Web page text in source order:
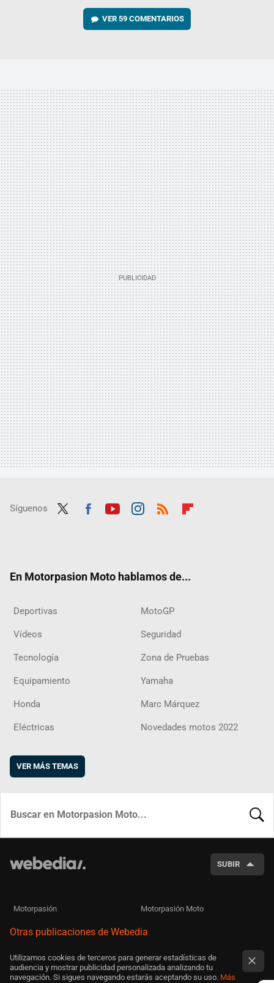
VER 59 COMENTARIOS
Síguenos
En Motorpasion Moto hablamos de...
Deportivas MotoGP
Vídeos Seguridad
Tecnología Zona de Pruebas
Equipamiento Yamaha
Honda Marc Márquez
Eléctricas Novedades motos 2022
VER MÁS TEMAS
SUBIR
Motorpasión Motorpasión Moto
Otras publicaciones de Webedia
Utilizamos cookies de terceros para generar estadísticas de
audiencia y mostrar publicidad personalizada analizando tu
navegación. Si sigues navegando estarás aceptando su uso. Más